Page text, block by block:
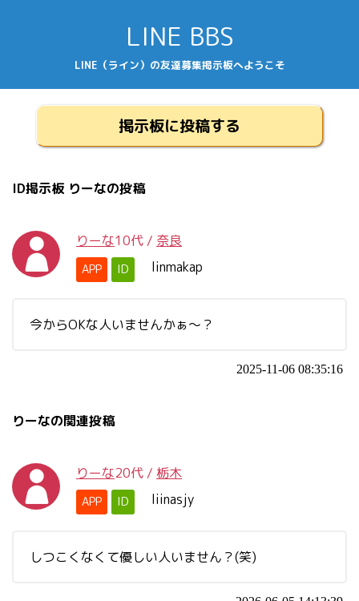
LINE BBS
LINE（ライン）の友達募集掲示板へようこそ
掲示板に投稿する
ID掲示板 りーなの投稿
りーな10代 / 奈良
APP ID linmakap
今からOKな人いませんかぁ～？
2025-11-06 08:35:16
りーなの関連投稿
りーな20代 / 栃木
APP ID liinasjy
しつこくなくて優しい人いません？(笑)